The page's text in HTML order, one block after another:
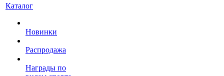
Каталог
Новинки
Распродажа
Награды по